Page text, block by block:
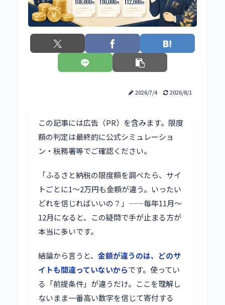
2026/7/4 2026/8/1
この記事には広告（PR）を含みます。限度
額の判定は最終的に公式シミュレーショ
ン・税務署等でご確認ください。
「ふるさと納税の限度額を調べたら、サイ
トごとに1〜2万円も金額が違う。いったい
どれを信じればいいの？」——毎年11月〜
12月になると、この疑問で手が止まる方が
本当に多いです。
結論から言うと、 金額が違うのは、どのサ
イトも間違っていないからです。使ってい
る「前提条件」が違うだけ。ここを理解し
ないまま一番高い数字を信じて寄付する